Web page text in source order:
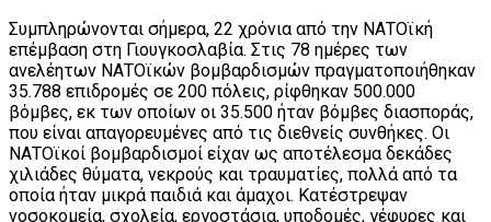
Συμπληρώνονται σήμερα, 22 χρόνια από την ΝΑΤΟϊκή
επέμβαση στη Γιουγκοσλαβία. Στις 78 ημέρες των
ανελέητων ΝΑΤΟϊκών βομβαρδισμών πραγματοποιήθηκαν
35.788 επιδρομές σε 200 πόλεις, ρίφθηκαν 500.000
βόμβες, εκ των οποίων οι 35.500 ήταν βόμβες διασποράς,
που είναι απαγορευμένες από τις διεθνείς συνθήκες. Οι
ΝΑΤΟϊκοί βομβαρδισμοί είχαν ως αποτέλεσμα δεκάδες
χιλιάδες θύματα, νεκρούς και τραυματίες, πολλά από τα
οποία ήταν μικρά παιδιά και άμαχοι. Κατέστρεψαν
νοσοκομεία, σχολεία, εργοστάσια, υποδομές, γέφυρες και